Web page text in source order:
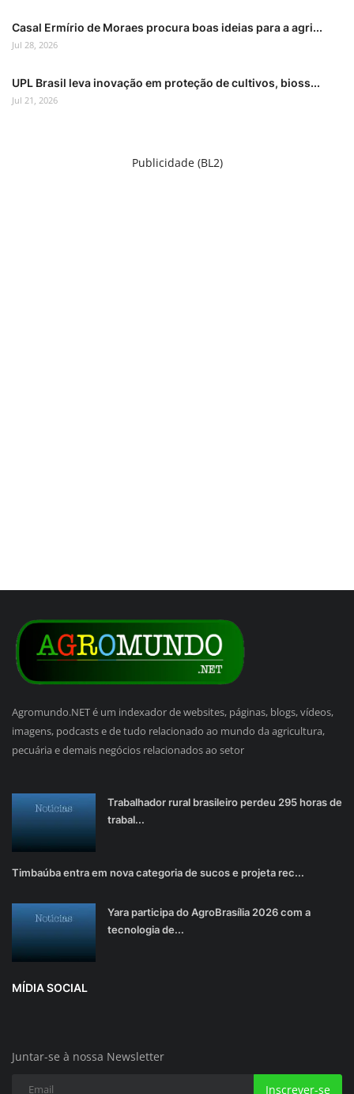
Casal Ermírio de Moraes procura boas ideias para a agri...
Jul 28, 2026
UPL Brasil leva inovação em proteção de cultivos, bioss...
Jul 21, 2026
Publicidade (BL2)
Agromundo.NET é um indexador de websites, páginas, blogs, vídeos,
imagens, podcasts e de tudo relacionado ao mundo da agricultura,
pecuária e demais negócios relacionados ao setor
Trabalhador rural brasileiro perdeu 295 horas de
trabal...
Timbaúba entra em nova categoria de sucos e projeta rec...
Yara participa do AgroBrasília 2026 com a
tecnologia de...
MÍDIA SOCIAL
Juntar-se à nossa Newsletter
Inscrever-se